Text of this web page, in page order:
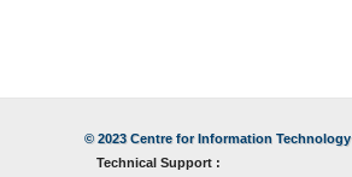
© 2023 Centre for Information Technology
Technical Support :